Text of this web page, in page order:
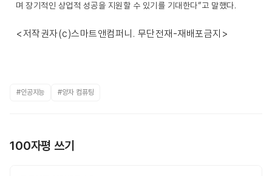
며 장기적인 상업적 성공을 지원할 수 있기를 기대한다”고 말했다.
<저작권자(c)스마트앤컴퍼니. 무단전재-재배포금지>
#인공지능 #양자 컴퓨팅
100자평 쓰기